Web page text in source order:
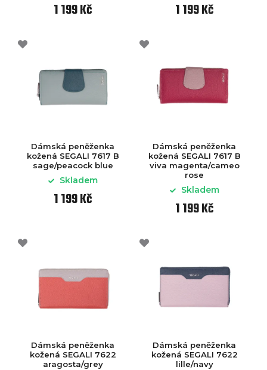
1 199 Kč 1 199 Kč
Dámská peněženka
kožená SEGALI 7617 B
sage/peacock blue
Skladem
1 199 Kč
Dámská peněženka
kožená SEGALI 7617 B
viva magenta/cameo
rose
Skladem
1 199 Kč
Dámská peněženka
kožená SEGALI 7622
aragosta/grey
Dámská peněženka
kožená SEGALI 7622
lille/navy